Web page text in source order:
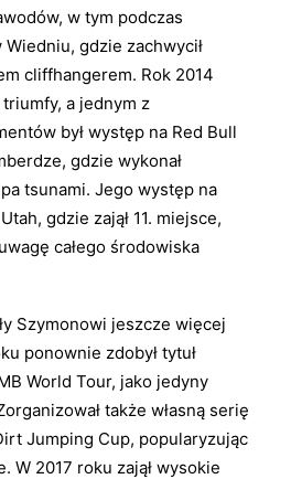
w tym podczas
gdzie zachwycił
cliffhangerem. Rok 2014
a jednym z
był występ na Red Bull
gdzie wykonał
tsunami. Jego występ na
gdzie zajął 11. miejsce,
całego środowiska
Szymonowi jeszcze więcej
ponownie zdobył tytuł
World Tour, jako jedyny
także własną serię
Jumping Cup, popularyzując
W 2017 roku zajął wysokie